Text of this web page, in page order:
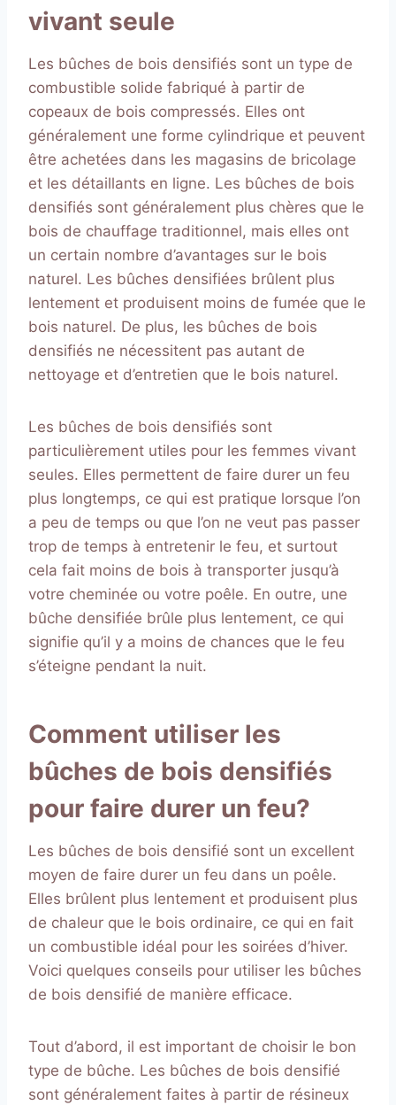
vivant seule
Les bûches de bois densifiés sont un type de
combustible solide fabriqué à partir de
copeaux de bois compressés. Elles ont
généralement une forme cylindrique et peuvent
être achetées dans les magasins de bricolage
et les détaillants en ligne. Les bûches de bois
densifiés sont généralement plus chères que le
bois de chauffage traditionnel, mais elles ont
un certain nombre d’avantages sur le bois
naturel. Les bûches densifiées brûlent plus
lentement et produisent moins de fumée que le
bois naturel. De plus, les bûches de bois
densifiés ne nécessitent pas autant de
nettoyage et d’entretien que le bois naturel.
Les bûches de bois densifiés sont
particulièrement utiles pour les femmes vivant
seules. Elles permettent de faire durer un feu
plus longtemps, ce qui est pratique lorsque l’on
a peu de temps ou que l’on ne veut pas passer
trop de temps à entretenir le feu, et surtout
cela fait moins de bois à transporter jusqu’à
votre cheminée ou votre poêle. En outre, une
bûche densifiée brûle plus lentement, ce qui
signifie qu’il y a moins de chances que le feu
s’éteigne pendant la nuit.
Comment utiliser les
bûches de bois densifiés
pour faire durer un feu?
Les bûches de bois densifié sont un excellent
moyen de faire durer un feu dans un poêle.
Elles brûlent plus lentement et produisent plus
de chaleur que le bois ordinaire, ce qui en fait
un combustible idéal pour les soirées d’hiver.
Voici quelques conseils pour utiliser les bûches
de bois densifié de manière efficace.
Tout d’abord, il est important de choisir le bon
type de bûche. Les bûches de bois densifié
sont généralement faites à partir de résineux